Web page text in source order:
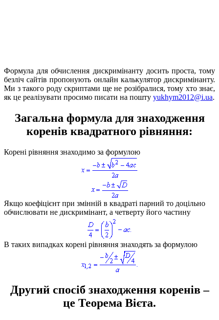
Формула для обчислення дискримінанту досить проста, тому
безліч сайтів пропонують онлайн калькулятор дискримінанту.
Ми з такого роду скриптами ще не розібралися, тому хто знає,
як це реалізувати просимо писати на пошту yukhym2012@i.ua.
Загальна формула для знаходження
коренів квадратного рівняння:
Корені рівняння знаходимо за формулою
Якщо коефіцієнт при змінній в квадраті парний то доцільно
обчислювати не дискримінант, а четверту його частину
В таких випадках корені рівняння знаходять за формулою
Другий спосіб знаходження коренів –
це Теорема Вієта.